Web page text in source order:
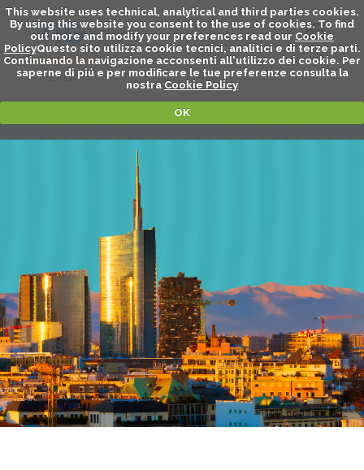
This website uses technical, analytical and third parties cookies.
By using this website you consent to the use of cookies. To find
out more and modify your preferences read our Cookie
PolicyQuesto sito utilizza cookie tecnici, analitici e di terze parti.
Continuando la navigazione acconsenti all'utilizzo dei cookie. Per
saperne di piú e per modificare le tue preferenze consulta la
nostra Cookie Policy
OK
EVENTS